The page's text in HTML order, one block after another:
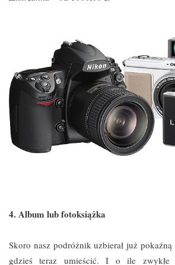
4. Album lub fotoksiążka
Skoro nasz podróżnik uzbierał już
gdzieś teraz umieścić. I o ile zwykłe